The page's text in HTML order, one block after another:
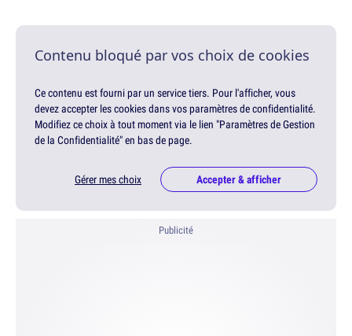
Contenu bloqué par vos choix de cookies
Ce contenu est fourni par un service tiers. Pour l'afficher, vous
devez accepter les cookies dans vos paramètres de confidentialité.
Modifiez ce choix à tout moment via le lien "Paramètres de Gestion
de la Confidentialité" en bas de page.
Gérer mes choix Accepter & afficher
Publicité